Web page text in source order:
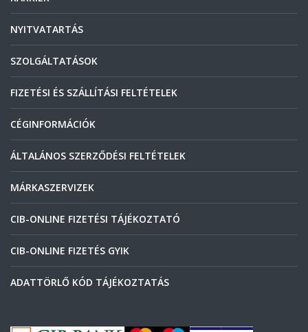
NYITVATARTÁS
SZOLGÁLTATÁSOK
FIZETÉSI ÉS SZÁLLÍTÁSI FELTÉTELEK
CÉGINFORMÁCIÓK
ÁLTALÁNOS SZERZŐDÉSI FELTÉTELEK
MÁRKASZERVIZEK
CIB-ONLINE FIZETÉSI TÁJÉKOZTATÓ
CIB-ONLINE FIZETÉS GYIK
ADATTÖRLŐ KÓD TÁJÉKOZTATÁS